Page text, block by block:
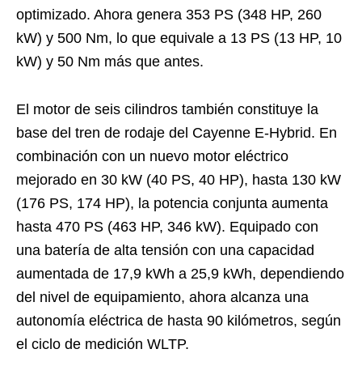
optimizado. Ahora genera 353 PS (348 HP, 260
kW) y 500 Nm, lo que equivale a 13 PS (13 HP, 10
kW) y 50 Nm más que antes.
El motor de seis cilindros también constituye la
base del tren de rodaje del Cayenne E-Hybrid. En
combinación con un nuevo motor eléctrico
mejorado en 30 kW (40 PS, 40 HP), hasta 130 kW
(176 PS, 174 HP), la potencia conjunta aumenta
hasta 470 PS (463 HP, 346 kW). Equipado con
una batería de alta tensión con una capacidad
aumentada de 17,9 kWh a 25,9 kWh, dependiendo
del nivel de equipamiento, ahora alcanza una
autonomía eléctrica de hasta 90 kilómetros, según
el ciclo de medición WLTP.